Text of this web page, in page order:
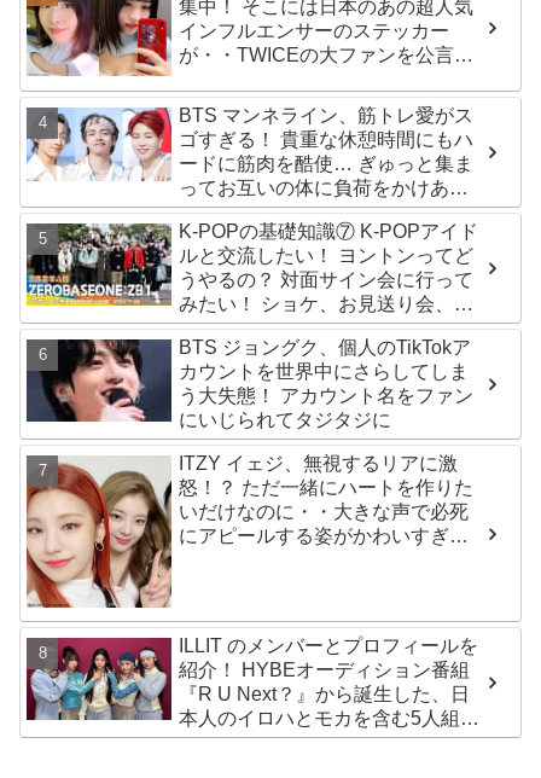
集中！ そこには日本のあの超人気
インフルエンサーのステッカー
が・・TWICEの大ファンを公言す
「成功したファン」だと話題沸騰
BTS マンネライン、筋トレ愛がス
ゴすぎる！ 貴重な休憩時間にもハ
ードに筋肉を酷使… ぎゅっと集ま
ってお互いの体に負荷をかけあう
３人のトレーニング風景がかわい
すぎるとファンくぎづけ
K-POPの基礎知識⑦ K-POPアイド
ルと交流したい！ ヨントンってど
うやるの？ 対面サイン会に行って
みたい！ ショケ、お見送り会、握
手会・・・リリースイベントあれ
これを紹介
BTS ジョングク、個人のTikTokア
カウントを世界中にさらしてしま
う大失態！ アカウント名をファン
にいじられてタジタジに
ITZY イェジ、無視するリアに激
怒！？ ただ一緒にハートを作りた
いだけなのに・・大きな声で必死
にアピールする姿がかわいすぎる
ILLIT のメンバーとプロフィールを
紹介！ HYBEオーディション番組
『R U Next？』から誕生した、日
本人のイロハとモカを含む5人組ガ
ールズグループ！ デビュー曲